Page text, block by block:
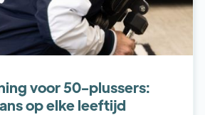
voor 50-plussers:
op elke leeftijd